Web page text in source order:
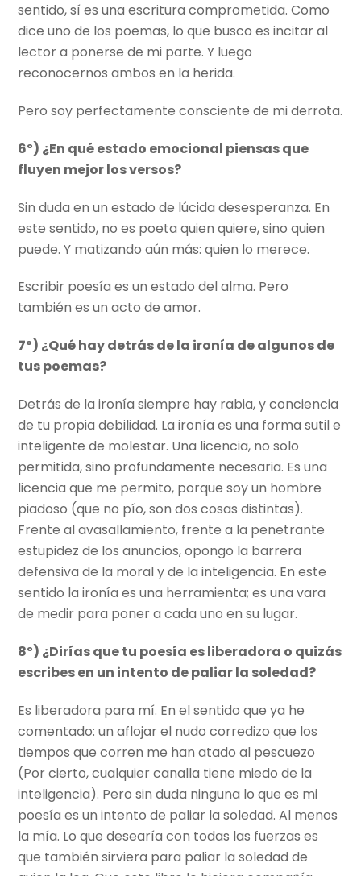
sentido, sí es una escritura comprometida. Como
dice uno de los poemas, lo que busco es incitar al
lector a ponerse de mi parte. Y luego
reconocernos ambos en la herida.
Pero soy perfectamente consciente de mi derrota.
6º) ¿En qué estado emocional piensas que
fluyen mejor los versos?
Sin duda en un estado de lúcida desesperanza. En
este sentido, no es poeta quien quiere, sino quien
puede. Y matizando aún más: quien lo merece.
Escribir poesía es un estado del alma. Pero
también es un acto de amor.
7º) ¿Qué hay detrás de la ironía de algunos de
tus poemas?
Detrás de la ironía siempre hay rabia, y conciencia
de tu propia debilidad. La ironía es una forma sutil e
inteligente de molestar. Una licencia, no solo
permitida, sino profundamente necesaria. Es una
licencia que me permito, porque soy un hombre
piadoso (que no pío, son dos cosas distintas).
Frente al avasallamiento, frente a la penetrante
estupidez de los anuncios, opongo la barrera
defensiva de la moral y de la inteligencia. En este
sentido la ironía es una herramienta; es una vara
de medir para poner a cada uno en su lugar.
8º) ¿Dirías que tu poesía es liberadora o quizás
escribes en un intento de paliar la soledad?
Es liberadora para mí. En el sentido que ya he
comentado: un aflojar el nudo corredizo que los
tiempos que corren me han atado al pescuezo
(Por cierto, cualquier canalla tiene miedo de la
inteligencia). Pero sin duda ninguna lo que es mi
poesía es un intento de paliar la soledad. Al menos
la mía. Lo que desearía con todas las fuerzas es
que también sirviera para paliar la soledad de